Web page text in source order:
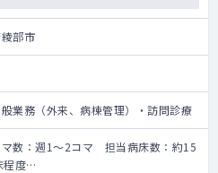
部市
業務（外来、病棟管理）・訪問診療
数：週1～2コマ 担当病床数：約15
程度